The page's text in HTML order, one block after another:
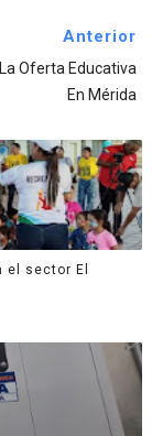
Anterior
Oferta Educativa
En Mérida
el sector El